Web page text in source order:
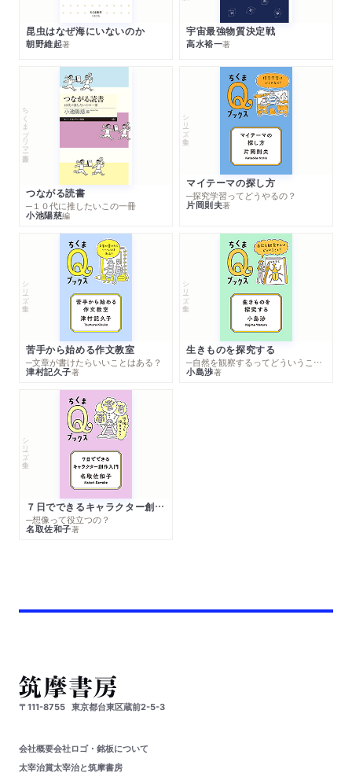
昆虫はなぜ海にいないのか
朝野維起著
宇宙最強物質決定戦
高水裕一著
ちくまプリマー新書
つながる読書
─１０代に推したいこの一冊
小池陽慈編
シリーズ・全集
マイテーマの探し方
─探究学習ってどうやるの？
片岡則夫著
シリーズ・全集
苦手から始める作文教室
─文章が書けたらいいことはある？
津村記久子著
シリーズ・全集
生きものを探究する
─自然を観察するってどういうこと？
小島渉著
シリーズ・全集
７日でできるキャラクター創作入門
─想像って役立つの？
名取佐和子著
〒111-8755 東京都台東区蔵前2-5-3
会社概要会社ロゴ・銘板について
太宰治賞太宰治と筑摩書房